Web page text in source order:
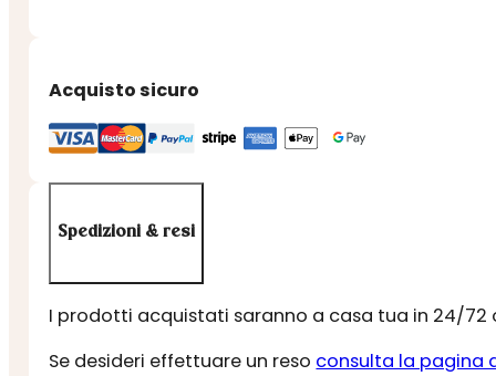
Acquisto sicuro
Spedizioni & resi
I prodotti acquistati saranno a casa tua in 24/72
Se desideri effettuare un reso consulta la pagina